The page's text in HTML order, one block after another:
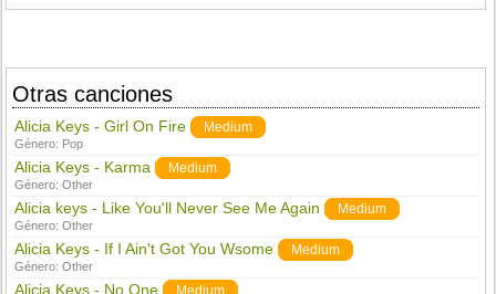
Otras canciones
Alicia Keys - Girl On Fire Medium
Género: Pop
Alicia Keys - Karma Medium
Género:Other
Alicia keys - Like You'll Never See Me Again Medium
Género:Other
Alicia Keys - If I Ain't Got You Wsome Medium
Género:Other
Alicia Keys - No One Medium